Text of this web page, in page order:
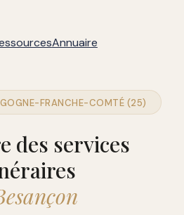
Annuaire
FRANCHE-COMTÉ (25)
des services